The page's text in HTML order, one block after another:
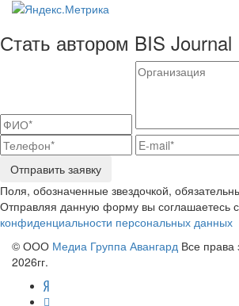
Стать автором BIS Journal
Отправить заявку
Поля, обозначенные звездочкой,
Отправляя данную форму вы соглашаетесь с
конфиденциальности персональных данных
© ООО Медиа Группа Авангард Все
2026гг.